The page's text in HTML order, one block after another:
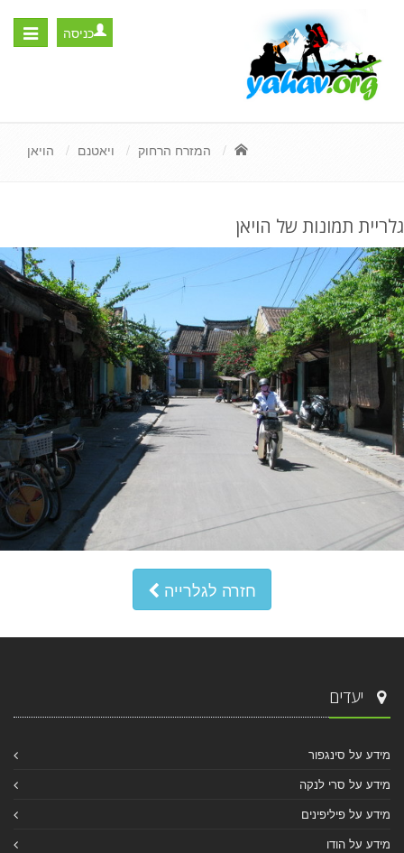
Toggle
כניסה
המזרח הרחוק ויאטנם הויאן
גלריית תמונות של הויאן
חזרה לגלרייה
יעדים
מידע על סינגפור
מידע על סרי לנקה
מידע על פיליפינים
מידע על הודו